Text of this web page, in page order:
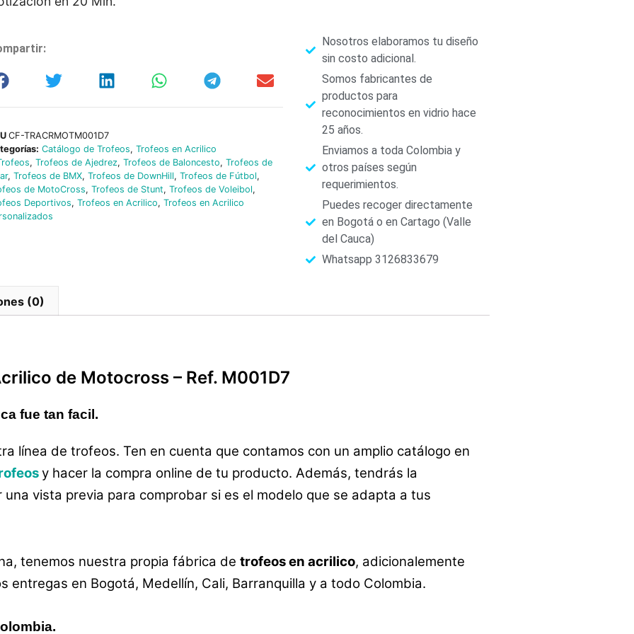
CF-TRACRMOTM001D7
Catálogo de Trofeos, Trofeos en Acrilico
, Trofeos de Ajedrez, Trofeos de Baloncesto, Trofeos de
, Trofeos de BMX, Trofeos de DownHill, Trofeos de Fútbol,
de MotoCross, Trofeos de Stunt, Trofeos de Voleibol,
Deportivos, Trofeos en Acrilico, Trofeos en Acrilico
Nosotros elaboramos tu diseño
sin costo adicional.
Somos fabricantes de
productos para
reconocimientos en vidrio hace
25 años.
Enviamos a toda Colombia y
otros países según
requerimientos.
Puedes recoger directamente
en Bogotá o en Cartago (Valle
del Cauca)
Whatsapp 3126833679
(0)
de Motocross – Ref. M001D7
fue tan facil.
línea de trofeos. Ten en cuenta que contamos con un amplio catálogo en
y hacer la compra online de tu producto. Además, tendrás la
vista previa para comprobar si es el modelo que se adapta a tus
tenemos nuestra propia fábrica de trofeos en acrilico, adicionalemente
en Bogotá, Medellín, Cali, Barranquilla y a todo Colombia.